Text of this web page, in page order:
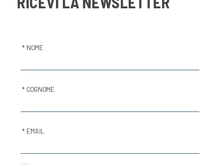
* NOME
* COGNOME
* EMAIL